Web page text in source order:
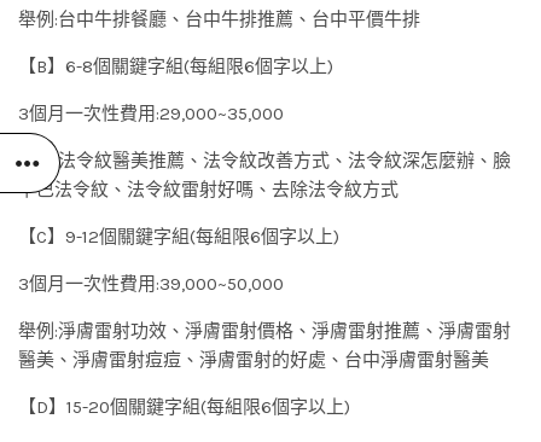
舉例:台中牛排餐廳、台中牛排推薦、台中平價牛排
【B】6-8個關鍵字組(每組限6個字以上)
3個月一次性費用:29,000~35,000
舉例:法令紋醫美推薦、法令紋改善方式、法令紋深怎麼辦、臉
下巴法令紋、法令紋雷射好嗎、去除法令紋方式
【C】9-12個關鍵字組(每組限6個字以上)
3個月一次性費用:39,000~50,000
舉例:淨膚雷射功效、淨膚雷射價格、淨膚雷射推薦、淨膚雷射
醫美、淨膚雷射痘痘、淨膚雷射的好處、台中淨膚雷射醫美
【D】15-20個關鍵字組(每組限6個字以上)